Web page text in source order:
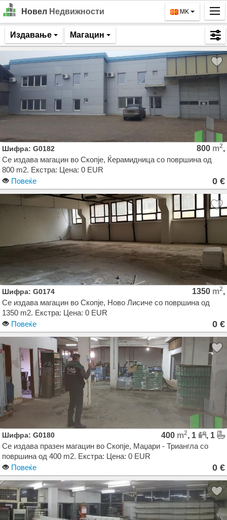
Новел Недвижности MK
Почетна
Издавање
За Нас
Најава
EN
GO!
Издавање Магацин
Шифра: G0182 800 m2,
Се издава магацин во Скопје, Ќерамидница со површина од
800 m2. Екстра: Цена: 0 EUR
Повеќе
0 €
Шифра: G0174 1350 m2,
Се издава магацин во Скопје, Ново Лисиче со површина од
1350 m2. Екстра: Цена: 0 EUR
Повеќе
0 €
Шифра: G0180 400 m2, 1
, 1
Се издава празен магацин во Скопје, Маџари - Триангла со
површина од 400 m2. Екстра: Цена: 0 EUR
Повеќе
0 €